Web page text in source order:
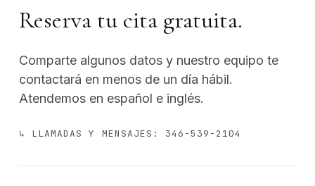
Reserva tu cita gratuita.
Comparte algunos datos y nuestro equipo te
contactará en menos de un día hábil.
Atendemos en español e inglés.
↳ LLAMADAS Y MENSAJES: 346-539-2104